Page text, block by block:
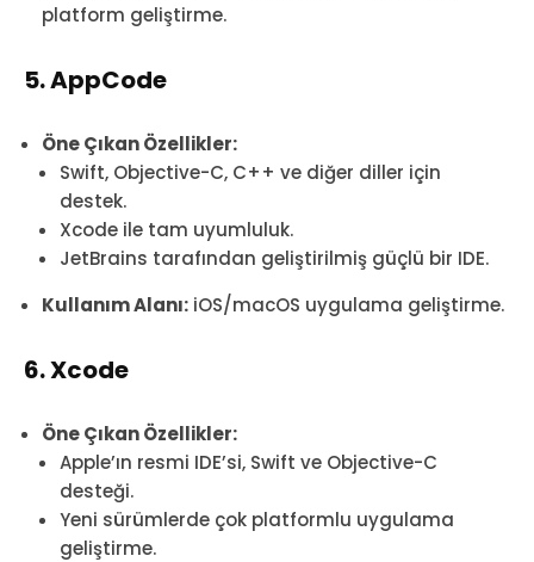
platform geliştirme.
5. AppCode
Öne Çıkan Özellikler:
Swift, Objective-C, C++ ve diğer diller için
destek.
Xcode ile tam uyumluluk.
JetBrains tarafından geliştirilmiş güçlü bir IDE.
Kullanım Alanı: iOS/macOS uygulama geliştirme.
6. Xcode
Öne Çıkan Özellikler:
Apple’ın resmi IDE’si, Swift ve Objective-C
desteği.
Yeni sürümlerde çok platformlu uygulama
geliştirme.